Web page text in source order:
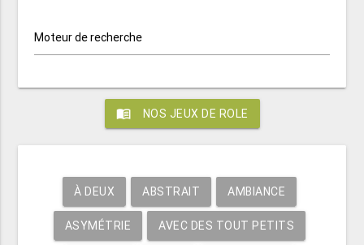
Moteur de recherche
menu_book NOS JEUX DE ROLE
À DEUX ABSTRAIT AMBIANCE
ASYMÉTRIE AVEC DES TOUT PETITS